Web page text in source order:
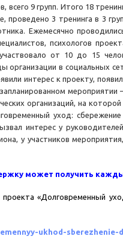
всего 9 групп. Итого 18
проведено 3 тренинга в 3
Ежемесячно
психологов
от 10 до 15
организации в социальных
интерес к проекту,
организаций, на
уход:
интерес у
у участников
может получить
«Долговременный
ukhod-